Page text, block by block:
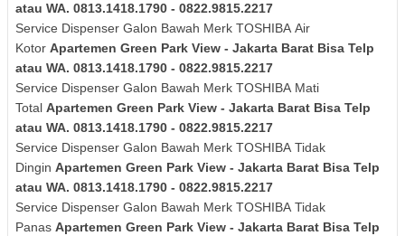
atau WA. 0813.1418.1790 - 0822.9815.2217
Service Dispenser Galon Bawah Merk TOSHIBA Air
Kotor Apartemen Green Park View - Jakarta Barat Bisa Telp
atau WA. 0813.1418.1790 - 0822.9815.2217
Service Dispenser Galon Bawah Merk TOSHIBA Mati
Total Apartemen Green Park View - Jakarta Barat Bisa Telp
atau WA. 0813.1418.1790 - 0822.9815.2217
Service Dispenser Galon Bawah Merk TOSHIBA Tidak
Dingin Apartemen Green Park View - Jakarta Barat Bisa Telp
atau WA. 0813.1418.1790 - 0822.9815.2217
Service Dispenser Galon Bawah Merk TOSHIBA Tidak
Panas Apartemen Green Park View - Jakarta Barat Bisa Telp